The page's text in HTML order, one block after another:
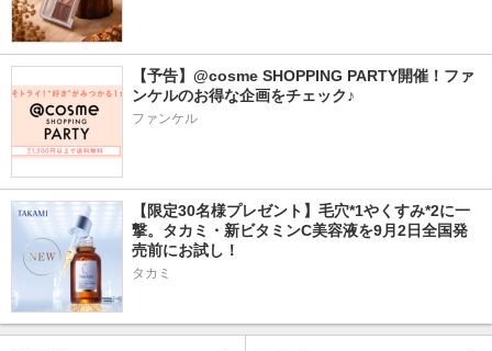
【予告】@cosme SHOPPING PARTY開催！ファ
ンケルのお得な企画をチェック♪
ファンケル
【限定30名様プレゼント】毛穴*1やくすみ*2に一
撃。タカミ・新ビタミンC美容液を9月2日全国発
売前にお試し！
タカミ